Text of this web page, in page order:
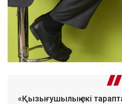
«Қызығушылық екі